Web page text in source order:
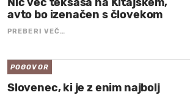
avto bo izenačen s človekom
PREBERI VEČ…
POGOVOR
Slovenec, ki je z enim najbolj